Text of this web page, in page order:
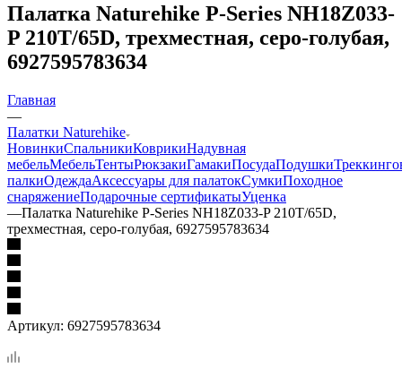
Палатка Naturehike P-Series NH18Z033-
P 210T/65D, трехместная, серо-голубая,
6927595783634
Главная
—
Палатки Naturehike
НовинкиСпальникиКоврикиНадувная
мебельМебельТентыРюкзакиГамакиПосудаПодушки
палкиОдеждаАксессуары для палатокСумкиПоходное
снаряжениеПодарочные сертификатыУценка
—Палатка Naturehike P-Series NH18Z033-P 210T/65D,
трехместная, серо-голубая, 6927595783634
Артикул: 6927595783634